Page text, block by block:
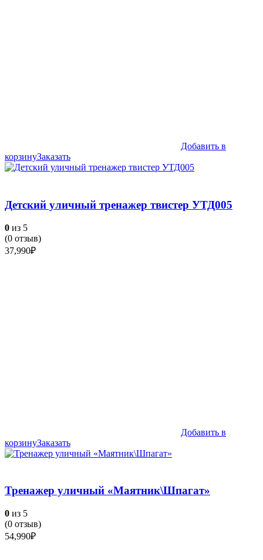
Добавить в
корзинуЗаказать
Детский уличный тренажер твистер УТД005
0 из 5
(0 отзыв)
37,990₽
Добавить в
корзинуЗаказать
Тренажер уличный «Маятник\Шпагат»
0 из 5
(0 отзыв)
54,990₽